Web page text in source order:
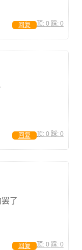
顶: 0 踩: 0
回复
顶: 0 踩: 0
回复
了
顶: 0 踩: 0
回复